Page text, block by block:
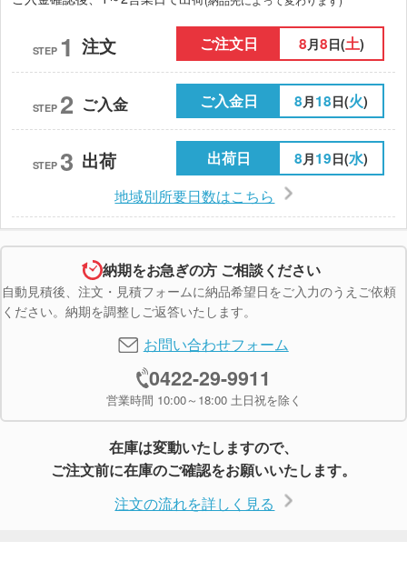
STEP 1 注文 ご注文日 8月8日(土)
STEP 2 ご入金 ご入金日 8月18日(火)
STEP 3 出荷 出荷日 8月19日(水)
地域別所要日数はこちら
納期をお急ぎの方 ご相談ください
自動見積後、注文・見積フォームに納品希望日をご入力のうえご依頼
ください。納期を調整しご返答いたします。
お問い合わせフォーム
0422-29-9911
営業時間 10:00～18:00 土日祝を除く
在庫は変動いたしますので、
ご注文前に在庫のご確認をお願いいたします。
注文の流れを詳しく見る